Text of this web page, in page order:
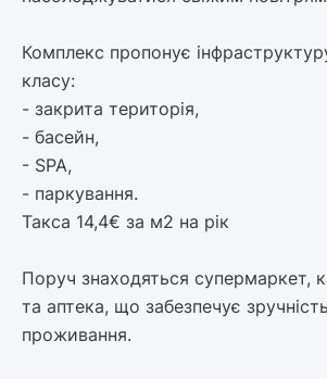
Комплекс пропонує
класу:
- закрита територія,
- басейн,
- SPA,
- паркування.
Такса 14,4€ за м2 на рік
Поруч знаходяться супермаркет,
та аптека, що забезпечує
проживання.